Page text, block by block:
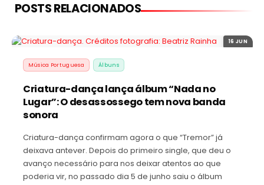
POSTS RELACIONADOS
16 JUN
Música Portuguesa Álbuns
Criatura-dança lança álbum “Nada no
Lugar”: O desassossego tem nova banda
sonora
Criatura-dança confirmam agora o que “Tremor” já
deixava antever. Depois do primeiro single, que deu o
avanço necessário para nos deixar atentos ao que
poderia vir, no passado dia 5 de junho saiu o álbum